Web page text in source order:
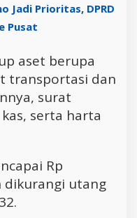
Jadi Prioritas, DPRD
Pusat
aset berupa
transportasi dan
surat
serta harta
Rp
dikurangi utang